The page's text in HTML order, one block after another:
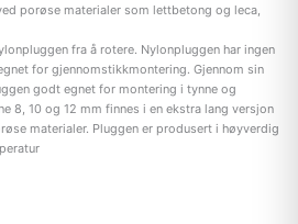
porøse materialer som lettbetong og leca,
fra å rotere. Nylonpluggen har ingen
for gjennomstikkmontering. Gjennom sin
godt egnet for montering i tynne og
8, 10 og 12 mm finnes i en ekstra lang versjon
materialer. Pluggen er produsert i høyverdig